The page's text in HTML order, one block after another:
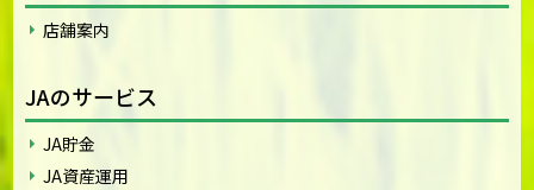
店舗案内
JAのサービス
JA貯金
JA資産運用